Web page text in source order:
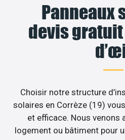
Panneaux
devis
Choisir notre structure
solaires en Corrèze (19)
et efficace. Nous venons
logement ou bâtiment pour